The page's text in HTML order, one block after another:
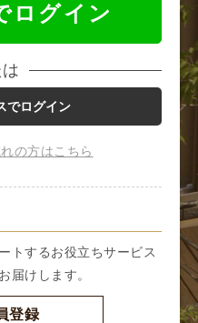
ログイン
でログイン
の方はこちら
トするお役立ちサービス
届けします。
登録